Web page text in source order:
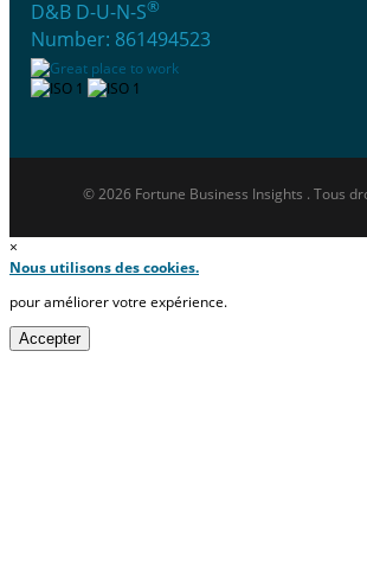
D&B D-U-N-S®
Number: 861494523
© 2026 Fortune Business Insights . Tous
×
Nous utilisons des cookies.
pour améliorer votre expérience.
Accepter